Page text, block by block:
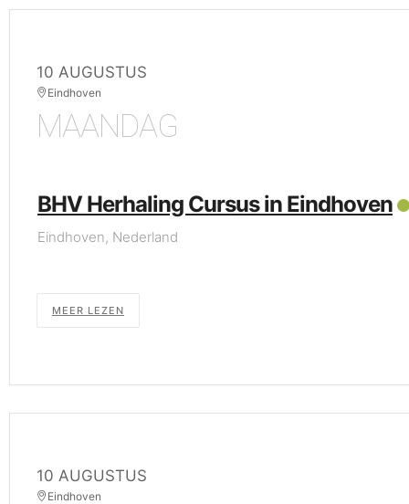
10 AUGUSTUS
Eindhoven
MAANDAG
BHV Herhaling Cursus in Eindhoven
Eindhoven, Nederland
MEER LEZEN
10 AUGUSTUS
Eindhoven